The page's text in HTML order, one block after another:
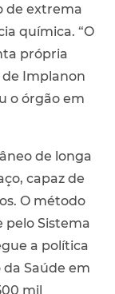
de extrema
química. “O
própria
Implanon
o órgão em
de longa
capaz de
O método
Sistema
a política
Saúde em
mil